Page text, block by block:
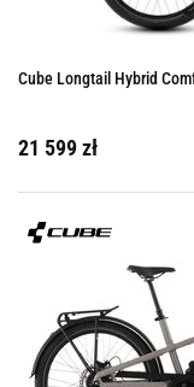
Cube Longtail Hybrid
21 599 zł